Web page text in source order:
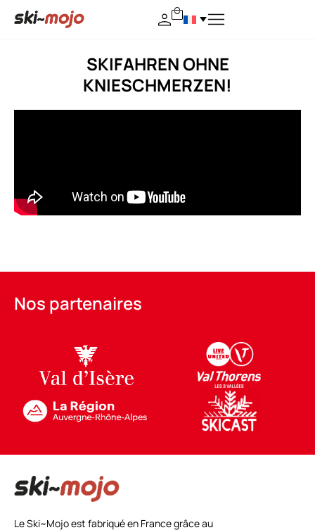
SKIFAHREN OHNE
KNIESCHMERZEN!
Nos partenaires
Le Ski~Mojo est fabriqué en France grâce au